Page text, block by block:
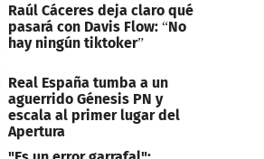
Raúl Cáceres deja claro qué
pasará con Davis Flow: “No
hay ningún tiktoker”
Real España tumba a un
aguerrido Génesis PN y
escala al primer lugar del
Apertura